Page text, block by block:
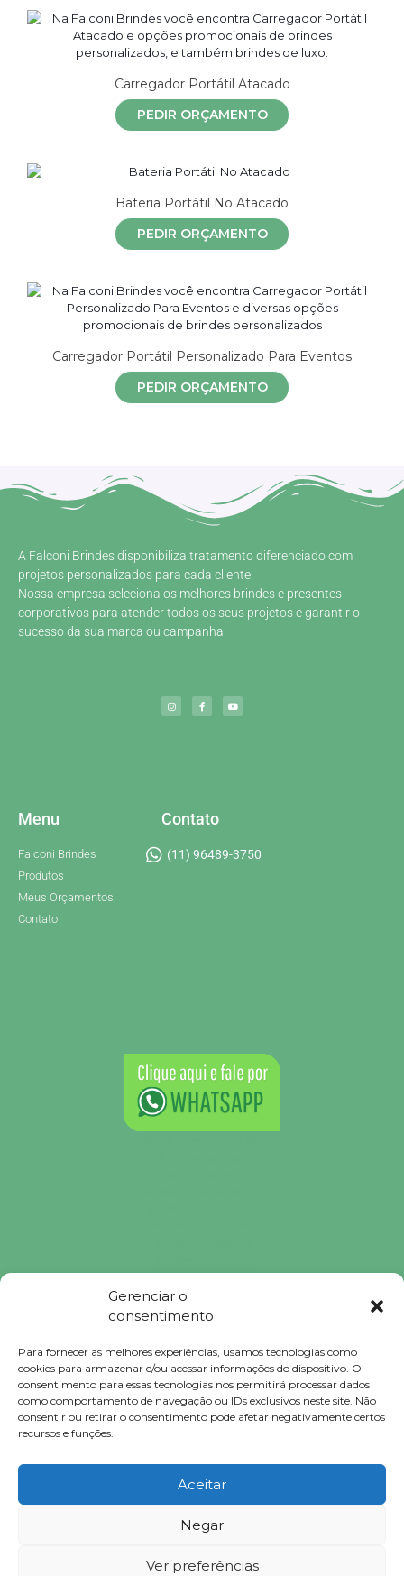
Gerenciar o
consentimento
Para fornecer as melhores experiências, usamos tecnologias como
cookies para armazenar e/ou acessar informações do dispositivo. O
consentimento para essas tecnologias nos permitirá processar dados
como comportamento de navegação ou IDs exclusivos neste site. Não
consentir ou retirar o consentimento pode afetar negativamente certos
recursos e funções.
Aceitar
Negar
Ver preferências
Carregador Portátil Atacado
PEDIR ORÇAMENTO
Bateria Portátil No Atacado
PEDIR ORÇAMENTO
Carregador Portátil Personalizado Para Eventos
PEDIR ORÇAMENTO
A Falconi Brindes disponibiliza tratamento diferenciado com
projetos personalizados para cada cliente.
Nossa empresa seleciona os melhores brindes e presentes
corporativos para atender todos os seus projetos e garantir o
sucesso da sua marca ou campanha.
Menu
Falconi Brindes
Produtos
Meus Orçamentos
Contato
Contato
(11) 96489-3750
Falconi
Brindes © 2023 Todos Direitos Reservados.
Ir para o WhatsApp